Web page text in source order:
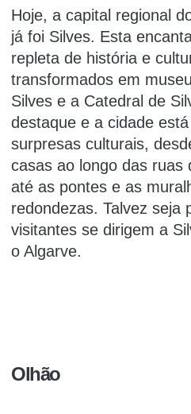
Hoje, a capital regional
já foi Silves. Esta
repleta de história e
transformados em
Silves e a Catedral de
destaque e a cidade
surpresas culturais,
casas ao longo das ruas
até as pontes e as
redondezas. Talvez seja
visitantes se dirigem a
o Algarve.
Olhão